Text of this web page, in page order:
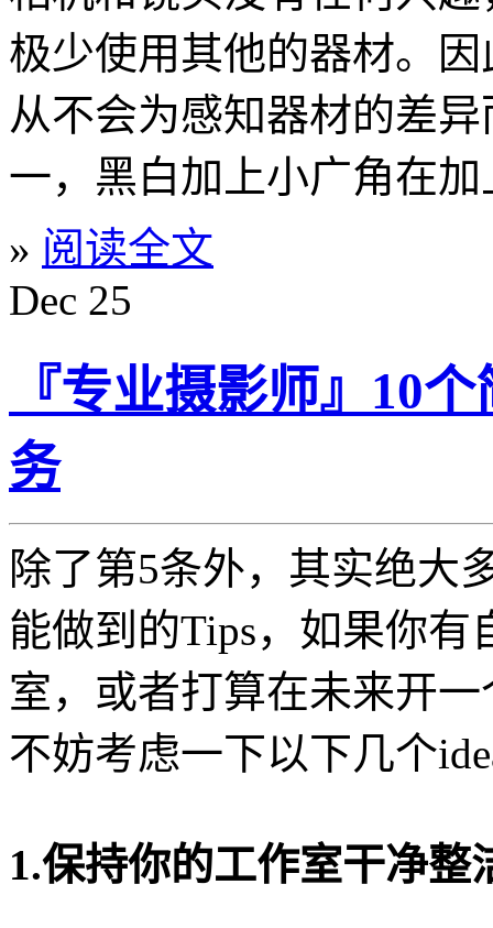
极少使用其他的器材。
从不会为感知器材的差
一，黑白加上小广角在
» 阅读全文
Dec 25
『专业摄影师』10
务
除了第5条外，其实绝大
能做到的Tips，如果你有
室，或者打算在未来开
不妨考虑一下以下几个
1.保持你的工作室干净整